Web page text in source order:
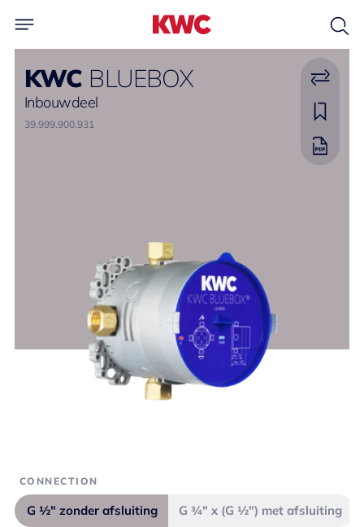
KWC BLUEBOX
Inbouwdeel
39.999.900.931
CONNECTION
G ½" zonder afsluiting G ¾" x (G ½") met afsluiting